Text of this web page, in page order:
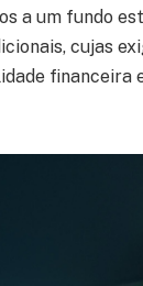
a um fundo
cujas
financeira